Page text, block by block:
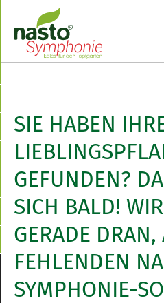
SIE HABEN
GEFUNDEN?
SICH BALD!
GERADE DRAN,
FEHLENDEN
SYMPHONIE-